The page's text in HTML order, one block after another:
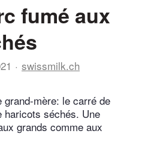
fumé aux
swissmilk.ch
mère: le carré de
haricots séchés. Une
grands comme aux